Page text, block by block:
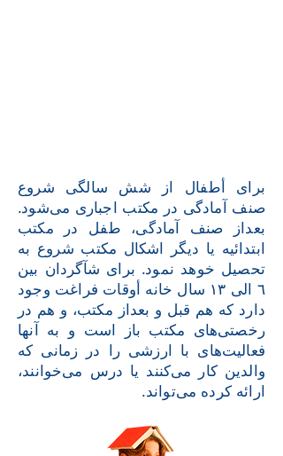
برای أطفال از شش سالگی شروع
صنف آمادگی در مکتب اجباری می‌شود.
بعداز صنف آمادگی، طفل در مکتب
ابتدائیه یا دیگر اشکال مکتب شروع به
تحصیل خوهد نمود. برای شآگردان بین
٦ الی ١٣ سال خانه أوقات فراغت وجود
دارد که هم قبل و بعداز مکتب، و هم در
رخصتی‌های مکتب باز است و به آنها
فعالیت‌های با ارزشی را در زمانی که
والدین کار می‌کنند یا درس می‌خوانند،
ارائه کرده می‌تواند.